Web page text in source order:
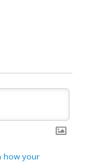
how your